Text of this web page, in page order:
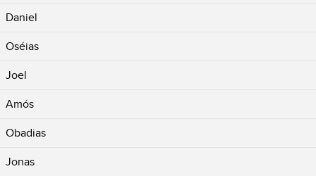
Daniel
Oséias
Joel
Amós
Obadias
Jonas